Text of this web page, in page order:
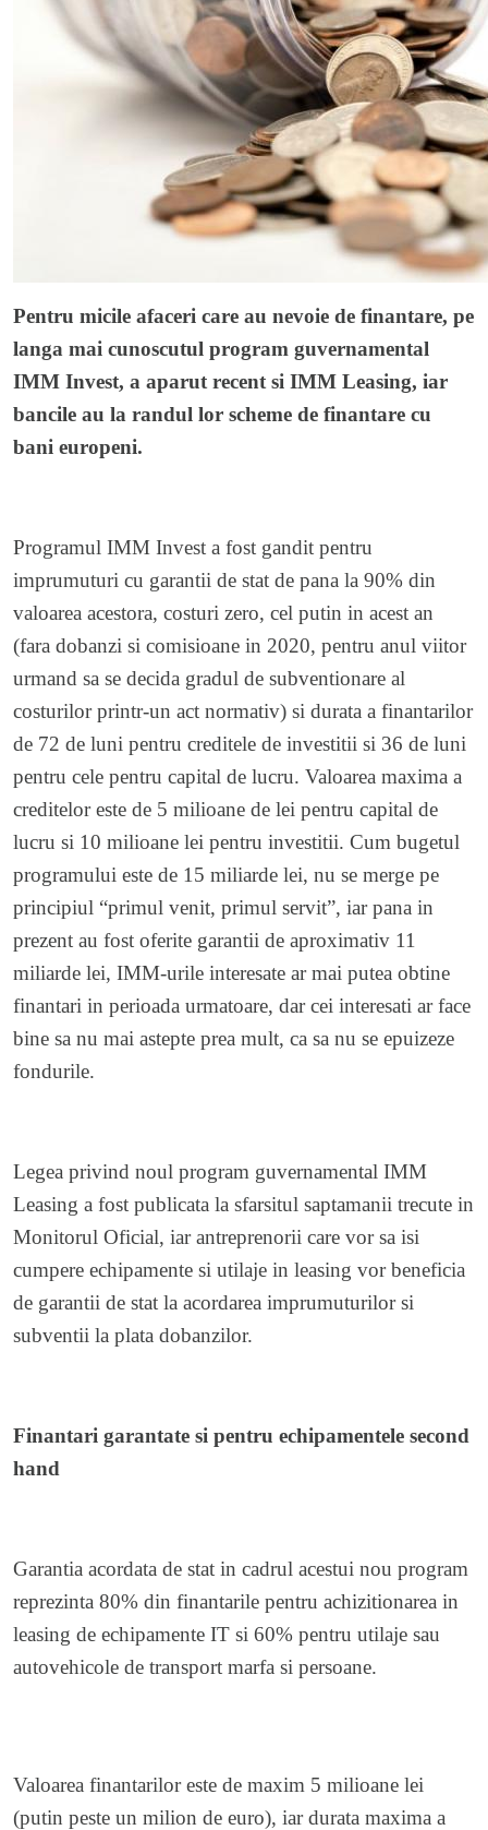
Pentru micile afaceri care au nevoie de finantare, pe
langa mai cunoscutul program guvernamental
IMM Invest, a aparut recent si IMM Leasing, iar
bancile au la randul lor scheme de finantare cu
bani europeni.
Programul IMM Invest a fost gandit pentru
imprumuturi cu garantii de stat de pana la 90% din
valoarea acestora, costuri zero, cel putin in acest an
(fara dobanzi si comisioane in 2020, pentru anul viitor
urmand sa se decida gradul de subventionare al
costurilor printr-un act normativ) si durata a finantarilor
de 72 de luni pentru creditele de investitii si 36 de luni
pentru cele pentru capital de lucru. Valoarea maxima a
creditelor este de 5 milioane de lei pentru capital de
lucru si 10 milioane lei pentru investitii. Cum bugetul
programului este de 15 miliarde lei, nu se merge pe
principiul “primul venit, primul servit”, iar pana in
prezent au fost oferite garantii de aproximativ 11
miliarde lei, IMM-urile interesate ar mai putea obtine
finantari in perioada urmatoare, dar cei interesati ar face
bine sa nu mai astepte prea mult, ca sa nu se epuizeze
fondurile.
Legea privind noul program guvernamental IMM
Leasing a fost publicata la sfarsitul saptamanii trecute in
Monitorul Oficial, iar antreprenorii care vor sa isi
cumpere echipamente si utilaje in leasing vor beneficia
de garantii de stat la acordarea imprumuturilor si
subventii la plata dobanzilor.
Finantari garantate si pentru echipamentele second
hand
Garantia acordata de stat in cadrul acestui nou program
reprezinta 80% din finantarile pentru achizitionarea in
leasing de echipamente IT si 60% pentru utilaje sau
autovehicole de transport marfa si persoane.
Valoarea finantarilor este de maxim 5 milioane lei
(putin peste un milion de euro), iar durata maxima a